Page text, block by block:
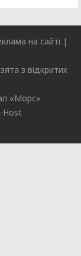
на сайті |
з відкритих
«Морс»
Host